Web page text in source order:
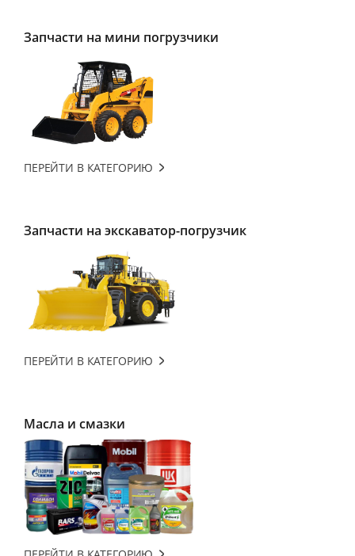
Запчасти на мини погрузчики
ПЕРЕЙТИ В КАТЕГОРИЮ
Запчасти на экскаватор-погрузчик
ПЕРЕЙТИ В КАТЕГОРИЮ
Масла и смазки